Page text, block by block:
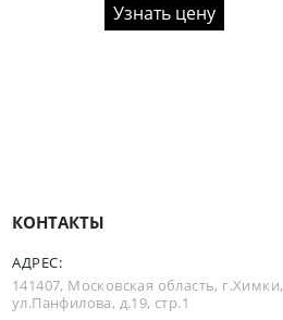
Узнать цену
КОНТАКТЫ
АДРЕС:
141407, Московская область, г.Химки,
ул.Панфилова, д.19, стр.1